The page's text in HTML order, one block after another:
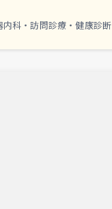
科・訪問診療・健康診断